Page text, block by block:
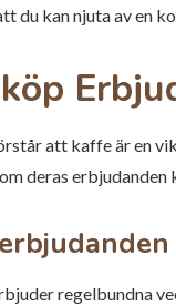
du kan njuta av en
att kaffe är en
deras
regelbundna